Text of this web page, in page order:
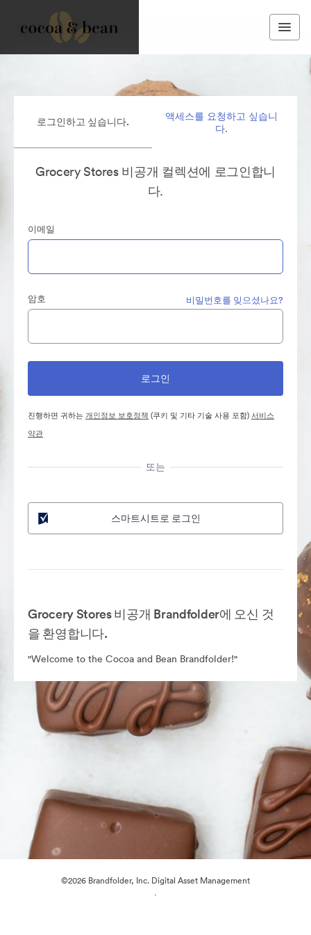
로그인하고 싶습니다.
액세스를 요청하고 싶습니
다.
Grocery Stores 비공개 컬렉션에 로그인합니
다.
이메일
암호 비밀번호를 잊으셨나요?
진행하면 귀하는개인정보 보호정책 (쿠키 및 기타 기술 사용 포함)서비스
약관
또는
스마트시트로 로그인
Grocery Stores 비공개 Brandfolder에 오신 것
을 환영합니다.
"Welcome to the Cocoa and Bean Brandfolder!"
©2026 Brandfolder, Inc. Digital Asset Management
·